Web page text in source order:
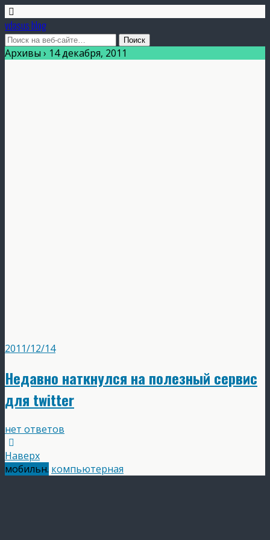
vdasus blog
Архивы › 14 декабря, 2011
2011/12/14
Недавно наткнулся на полезный сервис
для twitter
нет ответов
Наверх
мобильн. компьютерная